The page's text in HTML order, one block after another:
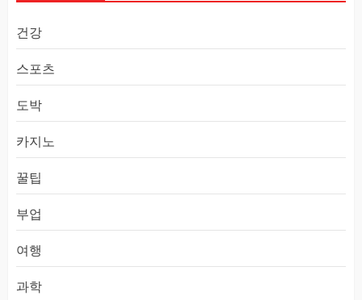
건강
스포츠
도박
카지노
꿀팁
부업
여행
과학